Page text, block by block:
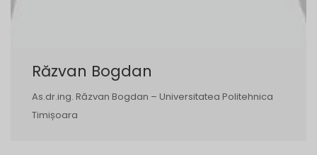
Răzvan Bogdan
As.dr.ing. Răzvan Bogdan – Universitatea Politehnica
Timișoara